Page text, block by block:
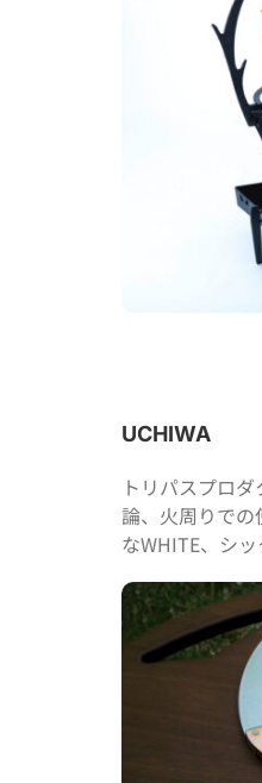
UCHIWA
トリパスプロ
論、火周りで
なWHITE、シッ